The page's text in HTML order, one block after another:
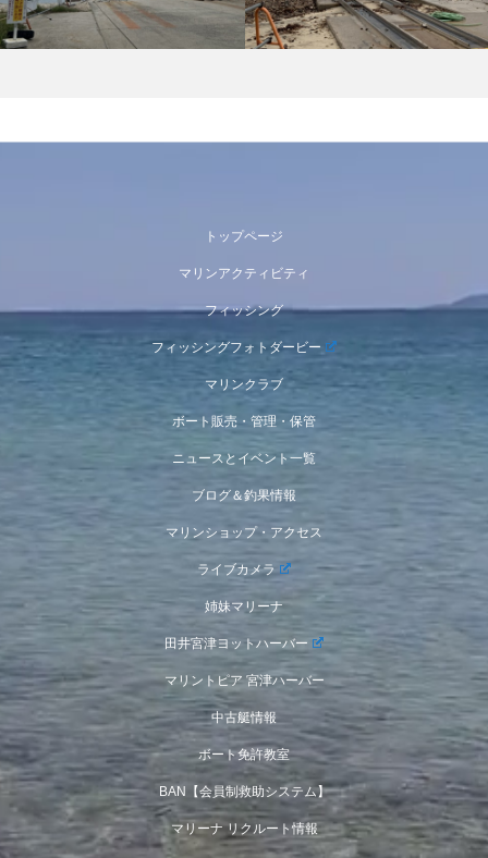
トップページ
マリンアクティビティ
フィッシング
フィッシングフォトダービー
マリンクラブ
ボート販売・管理・保管
ニュースとイベント一覧
ブログ＆釣果情報
マリンショップ・アクセス
ライブカメラ
姉妹マリーナ
田井宮津ヨットハーバー
マリントピア 宮津ハーバー
中古艇情報
ボート免許教室
BAN【会員制救助システム】
マリーナ リクルート情報